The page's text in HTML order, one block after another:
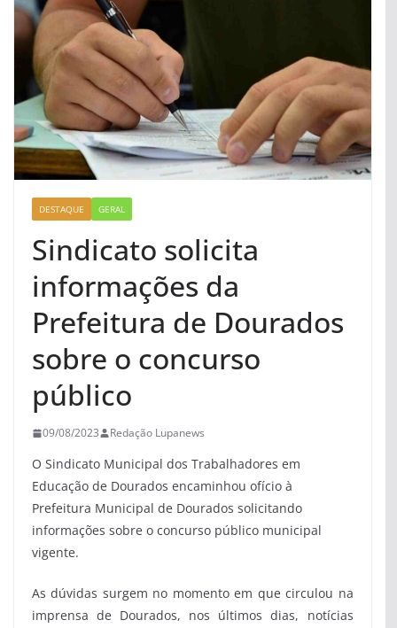
DESTAQUE GERAL
Sindicato solicita
informações da
Prefeitura de Dourados
sobre o concurso
público
09/08/2023 Redação Lupanews
O Sindicato Municipal dos Trabalhadores em
Educação de Dourados encaminhou ofício à
Prefeitura Municipal de Dourados solicitando
informações sobre o concurso público municipal
vigente.
As dúvidas surgem no momento em que circulou na
imprensa de Dourados, nos últimos dias, notícias